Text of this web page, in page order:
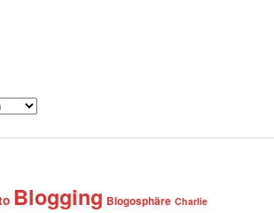
Blogging Blogosphäre Charlie